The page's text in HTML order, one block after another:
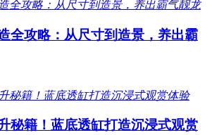
全攻略：从尺寸到造景，养出霸
秘籍！蓝底透缸打造沉浸式观赏